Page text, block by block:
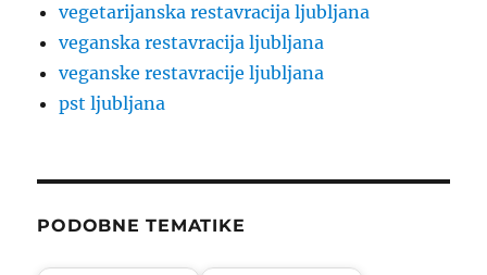
vegetarijanska restavracija ljubljana
veganska restavracija ljubljana
veganske restavracije ljubljana
pst ljubljana
PODOBNE TEMATIKE